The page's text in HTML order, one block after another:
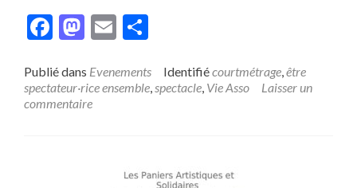
du
court-
métrage
Facebook
Mastodon
Email
Publié dans Evenements Identifiécourtmétrage,être
spectateur·rice ensemble,spectacle, Vie Asso
Laisser un
commentaire